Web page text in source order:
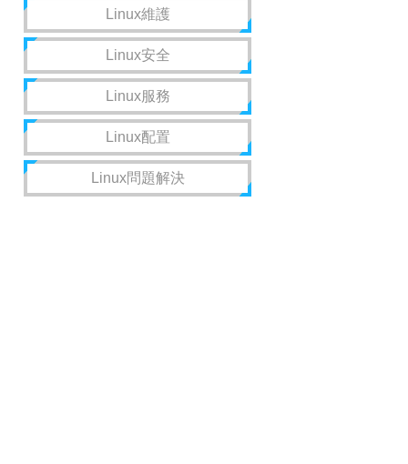
Linux維護
Linux安全
Linux服務
Linux配置
Linux問題解決